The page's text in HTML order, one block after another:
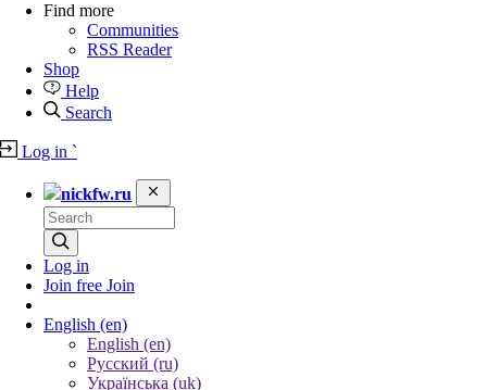
Find more
Communities
RSS Reader
Shop
Help
Search
Log in `
nickfw.ru
Log in
Join free Join
English (en)
English (en)
Русский (ru)
Українська (uk)